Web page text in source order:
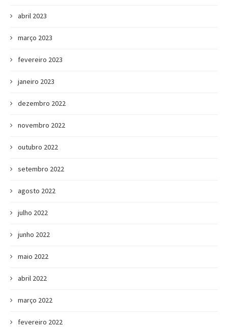
abril 2023
março 2023
fevereiro 2023
janeiro 2023
dezembro 2022
novembro 2022
outubro 2022
setembro 2022
agosto 2022
julho 2022
junho 2022
maio 2022
abril 2022
março 2022
fevereiro 2022